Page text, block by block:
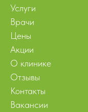
Услуги
Врачи
Цены
Акции
О клинике
Отзывы
Контакты
Вакансии